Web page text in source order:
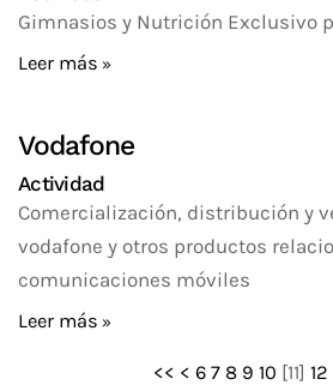
Gimnasios y Nutrición Exclusivo
Leer más
Vodafone
Actividad
Comercialización, distribución y
vodafone y otros productos
comunicaciones móviles
Leer más
<< < 6 7 8 9 10 [11] 12